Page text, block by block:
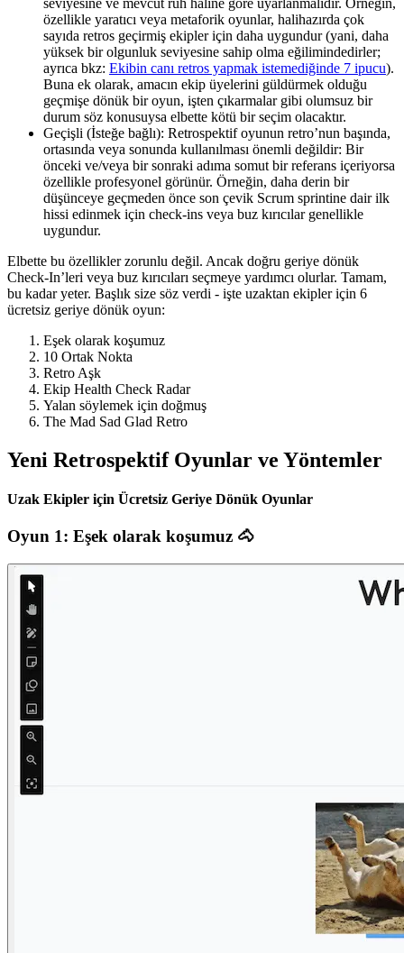
özellikle yaratıcı veya metaforik oyunlar, halihazırda çok
sayıda retros geçirmiş ekipler için daha uygundur (yani, daha
yüksek bir olgunluk seviyesine sahip olma eğilimindedirler;
ayrıca bkz: Ekibin canı retros yapmak istemediğinde 7 ipucu).
Buna ek olarak, amacın ekip üyelerini güldürmek olduğu
geçmişe dönük bir oyun, işten çıkarmalar gibi olumsuz bir
durum söz konusuysa elbette kötü bir seçim olacaktır.
Geçişli (İsteğe bağlı): Retrospektif oyunun retro’nun başında,
ortasında veya sonunda kullanılması önemli değildir: Bir
önceki ve/veya bir sonraki adıma somut bir referans içeriyorsa
özellikle profesyonel görünür. Örneğin, daha derin bir
düşünceye geçmeden önce son çevik Scrum sprintine dair ilk
hissi edinmek için check-ins veya buz kırıcılar genellikle
uygundur.
Elbette bu özellikler zorunlu değil. Ancak doğru geriye dönük
Check-In’leri veya buz kırıcıları seçmeye yardımcı olurlar. Tamam,
bu kadar yeter. Başlık size söz verdi - işte uzaktan ekipler için 6
ücretsiz geriye dönük oyun:
Eşek olarak koşumuz
10 Ortak Nokta
Retro Aşk
Ekip Health Check Radar
Yalan söylemek için doğmuş
The Mad Sad Glad Retro
Yeni Retrospektif Oyunlar ve Yöntemler
Uzak Ekipler için Ücretsiz Geriye Dönük Oyunlar
Oyun 1: Eşek olarak koşumuz 🐴